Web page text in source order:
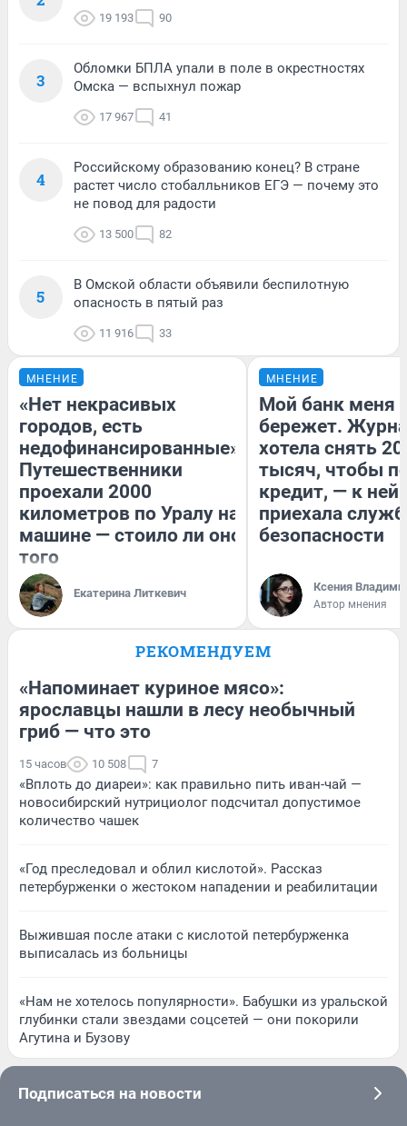
19 193 90
3
Обломки БПЛА упали в поле в окрестностях
Омска — вспыхнул пожар
17 967 41
4
Российскому образованию конец? В стране
растет число стобалльников ЕГЭ — почему это
не повод для радости
13 500 82
5
В Омской области объявили беспилотную
опасность в пятый раз
11 916 33
МНЕНИЕ
«Нет некрасивых
городов, есть
недофинансированные».
Путешественники
проехали 2000
километров по Уралу на
машине — стоило ли оно
того
Екатерина Литкевич
МНЕНИЕ
Мой банк меня
бережет.
хотела снять
тысяч, чтобы
кредит, — к
приехала
безопасности
Ксения
Автор мнения
РЕКОМЕНДУЕМ
«Напоминает куриное мясо»:
ярославцы нашли в лесу необычный
гриб — что это
15 часов 10 508 7
«Вплоть до диареи»: как правильно пить иван-чай —
новосибирский нутрициолог подсчитал допустимое
количество чашек
«Год преследовал и облил кислотой». Рассказ
петербурженки о жестоком нападении и реабилитации
Выжившая после атаки с кислотой петербурженка
выписалась из больницы
«Нам не хотелось популярности». Бабушки из уральской
глубинки стали звездами соцсетей — они покорили
Агутина и Бузову
Подписаться на новости